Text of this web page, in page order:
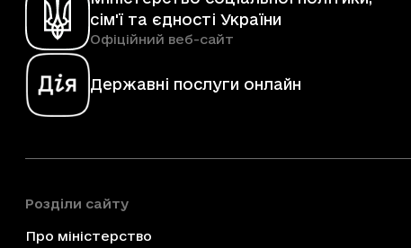
сім'ї та єдності України
Офіційний веб-сайт
Державні послуги онлайн
Розділи сайту
Про міністерство